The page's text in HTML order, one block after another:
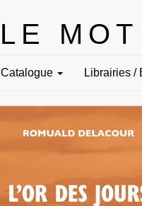
LE
Catalogue Librairies /